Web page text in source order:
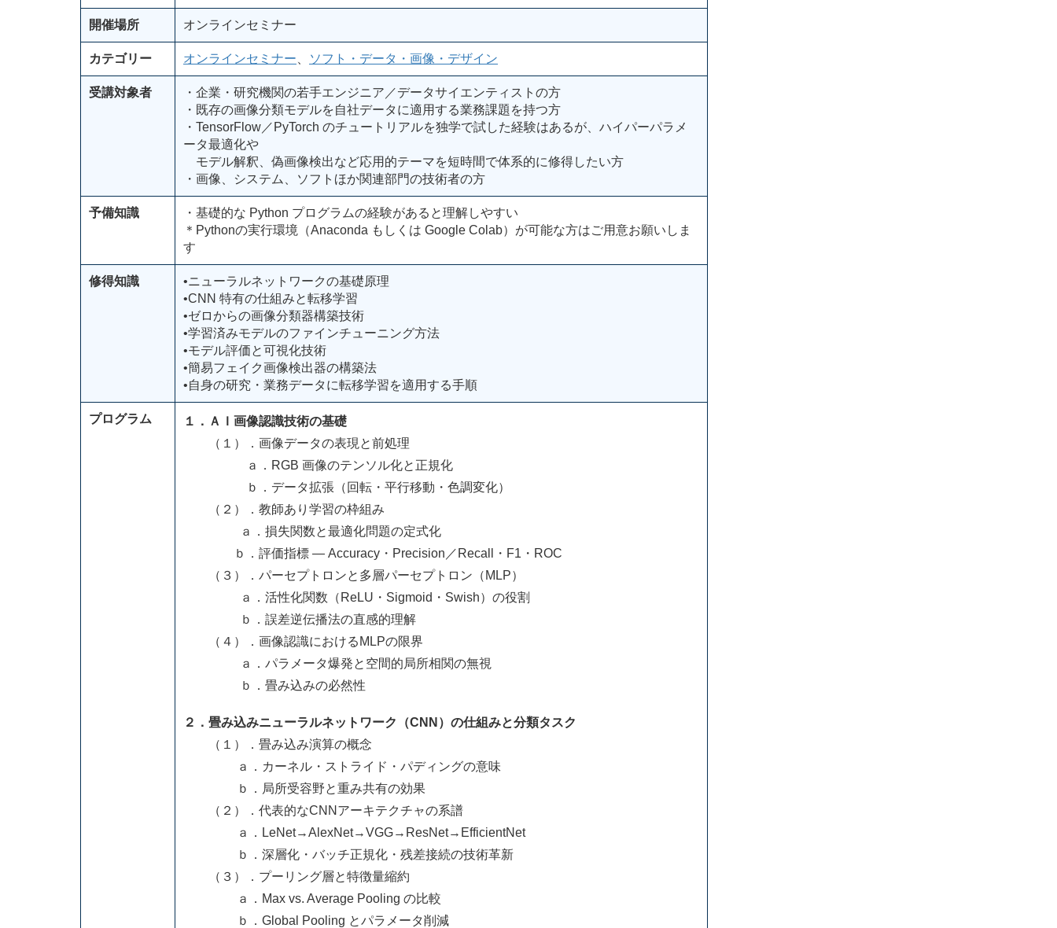
開催場所 オンラインセミナー
カテゴリー オンラインセミナー ソフト・データ・画像・デザイン
受講対象者
・企業・研究機関の若手エンジニア／データサイエンティストの方
・既存の画像分類モデルを自社データに適用する業務課題を持つ方
・TensorFlow／PyTorch のチュートリアルを独学で試した経験はあるが、ハイパーパラメ
ータ最適化や
モデル解釈、偽画像検出など応用的テーマを短時間で体系的に修得したい方
・画像、システム、ソフトほか関連部門の技術者の方
予備知識
・基礎的な Python プログラムの経験があると理解しやすい
＊Pythonの実行環境（Anaconda もしくは Google Colab）が可能な方はご用意お願いしま
す
修得知識
•ニューラルネットワークの基礎原理
•CNN 特有の仕組みと転移学習
•ゼロからの画像分類器構築技術
•学習済みモデルのファインチューニング方法
•モデル評価と可視化技術
•簡易フェイク画像検出器の構築法
•自身の研究・業務データに転移学習を適用する手順
プログラム
１．ＡＩ画像認識技術の基礎
（１）．画像データの表現と前処理
ａ．RGB 画像のテンソル化と正規化
ｂ．データ拡張（回転・平行移動・色調変化）
（２）．教師あり学習の枠組み
ａ．損失関数と最適化問題の定式化
ｂ．評価指標 ― Accuracy・Precision／Recall・F1・ROC
（３）．パーセプトロンと多層パーセプトロン（MLP）
ａ．活性化関数（ReLU・Sigmoid・Swish）の役割
ｂ．誤差逆伝播法の直感的理解
（４）．画像認識におけるMLPの限界
ａ．パラメータ爆発と空間的局所相関の無視
ｂ．畳み込みの必然性
２．畳み込みニューラルネットワーク（CNN）の仕組みと分類タスク
（１）．畳み込み演算の概念
ａ．カーネル・ストライド・パディングの意味
ｂ．局所受容野と重み共有の効果
（２）．代表的なCNNアーキテクチャの系譜
ａ．LeNet→AlexNet→VGG→ResNet→EfficientNet
ｂ．深層化・バッチ正規化・残差接続の技術革新
（３）．プーリング層と特徴量縮約
ａ．Max vs. Average Pooling の比較
ｂ．Global Pooling とパラメータ削減